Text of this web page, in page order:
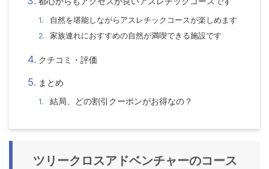
自然を堪能しながらアスレチックコースが楽しめます
家族連れにおすすめの自然が満喫できる施設です
クチコミ・評価
まとめ
結局、どの割引クーポンがお得なの？
ツリークロスアドベンチャーのコース